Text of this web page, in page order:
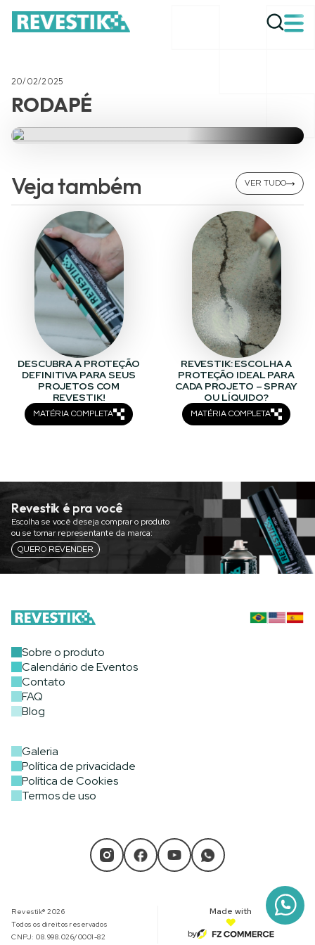
20/02/2025
RODAPÉ
Veja também VER TUDO
DESCUBRA A PROTEÇÃO
DEFINITIVA PARA SEUS
PROJETOS COM
REVESTIK!
MATÉRIA COMPLETA
REVESTIK: ESCOLHA A
PROTEÇÃO IDEAL PARA
CADA PROJETO – SPRAY
OU LÍQUIDO?
MATÉRIA COMPLETA
Revestik é pra você
Escolha se você deseja comprar o produto
ou se tornar representante da marca:
QUERO REVENDER
Sobre o produto
Calendário de Eventos
Contato
FAQ
Blog
Galeria
Política de privacidade
Política de Cookies
Termos de uso
Revestik® 2026
Todos os direitos reservados
CNPJ: 08.998.026/0001-82
Made with
by